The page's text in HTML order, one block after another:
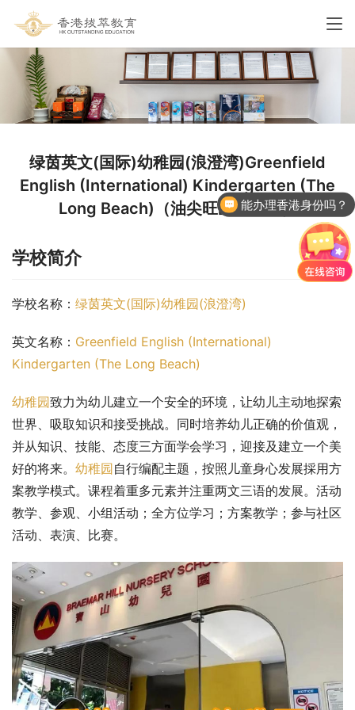
绿茵英文(国际)幼稚园(浪澄湾)Greenfield
English (International) Kindergarten (The
Long Beach)（油尖旺区幼稚园）
学校简介
学校名称： 绿茵英文(国际)幼稚园(浪澄湾)
英文名称： Greenfield English (International)
Kindergarten (The Long Beach)
幼稚园致力为幼儿建立一个安全的环境，让幼儿主动地探索
世界、吸取知识和接受挑战。同时培养幼儿正确的价值观，
并从知识、技能、态度三方面学会学习，迎接及建立一个美
好的将来。 幼稚园自行编配主题，按照儿童身心发展採用方
案教学模式。课程着重多元素并注重两文三语的发展。活动
教学、参观、小组活动；全方位学习；方案教学；参与社区
活动、表演、比赛。
能办理香港身份吗？